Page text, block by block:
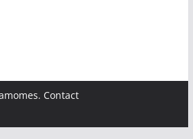
. Contact